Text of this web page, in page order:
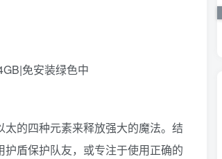
的四种元素来释放强大的魔法。结
盾保护队友，或专注于使用正确的